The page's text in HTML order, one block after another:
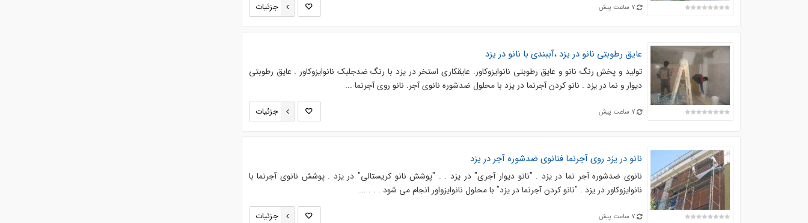
7 ساعت پیش جزئیات
عایق رطوبتی نانو در یزد ،آببندی با نانو در یزد
تولید و پخش رنگ نانو و عایق رطوبتی نانوایزوکاور. عایقکاری استخر در یزد با رنگ ضدجلبک نانوایزوکاور . عایق رطوبتی
دیوار و نما در یزد . نانو کردن آجرنما در یزد با محلول ضدشوره نانوی آجر. نانو روی آجرنما ...
7 ساعت پیش جزئیات
نانو در یزد روی آجرنما فنانوی ضدشوره آجر در یزد
نانوی ضدشوره آجر نما در یزد . "نانو دیوار آجری" در یزد . . "پوشش نانو کریستالی" در یزد . پوشش نانوی آجرنما با
نانوایزوکاور در یزد . "نانو کردن آجرنما در یزد" با محلول نانوایزواور انجام می شود . . . ...
7 ساعت پیش جزئیات